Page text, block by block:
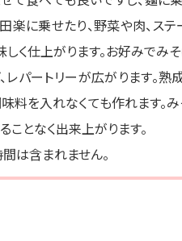
楽に乗せたり、野菜や肉、ス
く仕上がります。お好みでみ
パートリーが広がります。熟
料を入れなくても作れます。
ことなく出来上がります。
は含まれません。